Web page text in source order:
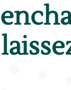
​laisse